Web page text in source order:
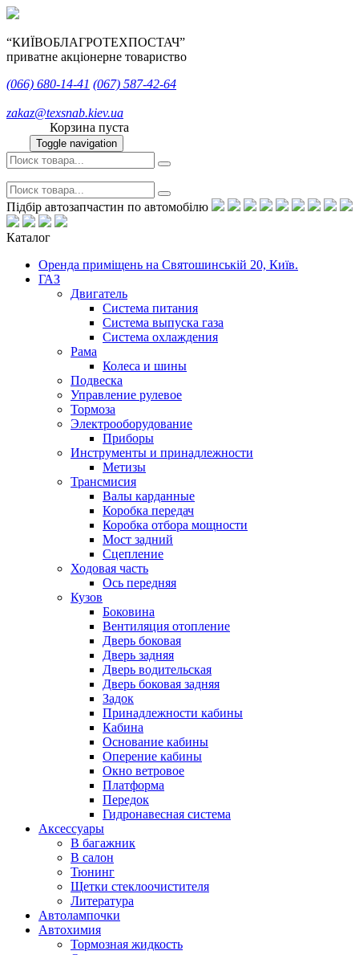
“КИЇВОБЛАГРОТЕХПОСТАЧ”
приватне акціонерне товариство
(066) 680-14-41 (067) 587-42-64
zakaz@texsnab.kiev.ua
Корзина пуста
Toggle navigation
Підбір автозапчастин по автомобілю
Каталог
Оренда приміщень на Святошинській 20, Київ.
ГАЗ
Двигатель
Система питания
Система выпуска газа
Система охлаждения
Рама
Колеса и шины
Подвеска
Управление рулевое
Тормоза
Электрооборудование
Приборы
Инструменты и принадлежности
Метизы
Трансмисия
Валы карданные
Коробка передач
Коробка отбора мощности
Мост задний
Сцепление
Ходовая часть
Ось передняя
Кузов
Боковина
Вентиляция отопление
Дверь боковая
Дверь задняя
Дверь водительская
Дверь боковая задняя
Задок
Принадлежности кабины
Кабина
Основание кабины
Оперение кабины
Окно ветровое
Платформа
Передок
Гидронавесная система
Аксессуары
В багажник
В салон
Тюнинг
Щетки стеклоочистителя
Литература
Автолампочки
Автохимия
Тормозная жидкость